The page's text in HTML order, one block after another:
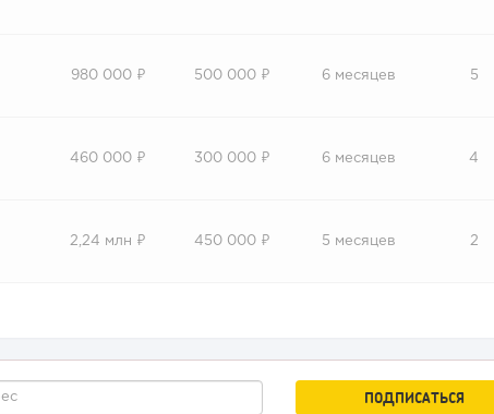
980 000 ₽ 500 000 ₽ 6 месяцев 5
460 000 ₽ 300 000 ₽ 6 месяцев 4
2,24 млн ₽ 450 000 ₽ 5 месяцев 2